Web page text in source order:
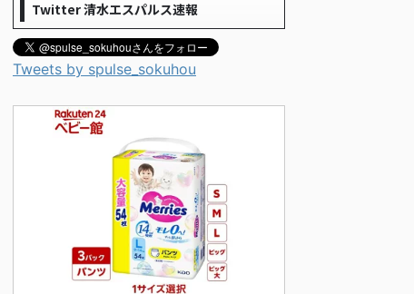
Twitter 清水エスパルス速報
Tweets by spulse_sokuhou